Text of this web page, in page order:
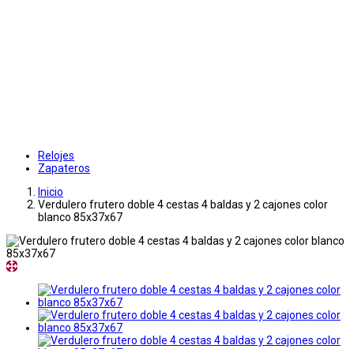
Relojes
Zapateros
Inicio
Verdulero frutero doble 4 cestas 4 baldas y 2 cajones color
blanco 85x37x67